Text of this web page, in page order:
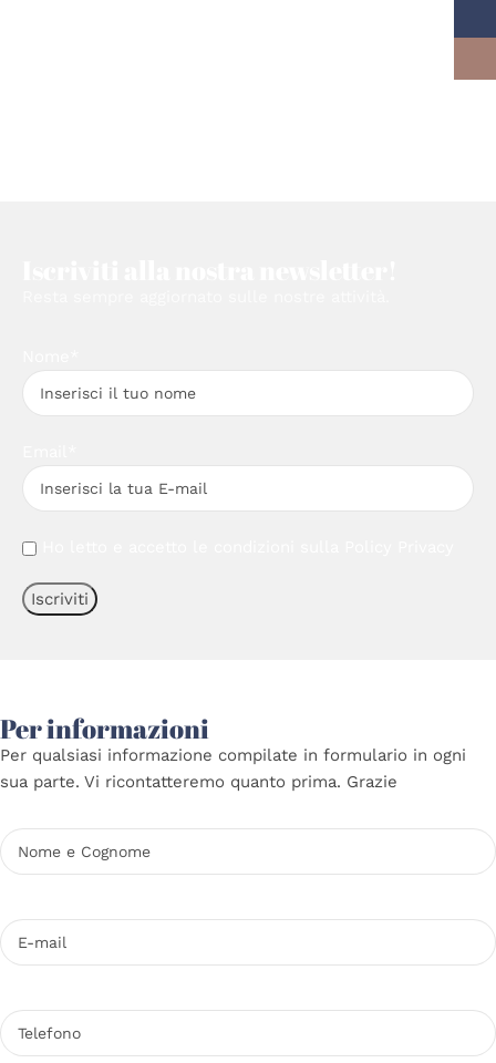
Per informazioni
Per qualsiasi informazione compilate in formulario in ogni
sua parte. Vi ricontatteremo quanto prima. Grazie